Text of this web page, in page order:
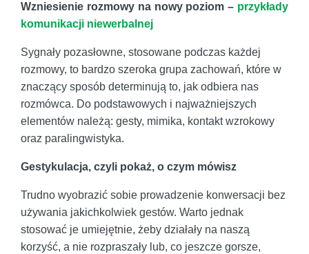
Wzniesienie rozmowy na nowy poziom – przykłady
komunikacji niewerbalnej
Sygnały pozasłowne, stosowane podczas każdej
rozmowy, to bardzo szeroka grupa zachowań, które w
znaczący sposób determinują to, jak odbiera nas
rozmówca. Do podstawowych i najważniejszych
elementów należą: gesty, mimika, kontakt wzrokowy
oraz paralingwistyka.
Gestykulacja, czyli pokaż, o czym mówisz
Trudno wyobrazić sobie prowadzenie konwersacji bez
używania jakichkolwiek gestów. Warto jednak
stosować je umiejętnie, żeby działały na naszą
korzyść, a nie rozpraszały lub, co jeszcze gorsze,